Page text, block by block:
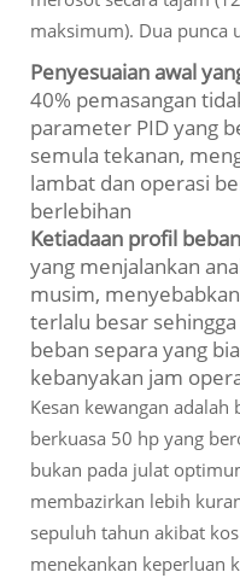
maksimum). Dua punca
Penyesuaian awal
40% pemasangan
parameter PID yang
semula tekanan,
lambat dan operasi
berlebihan
Ketiadaan profil beban
yang menjalankan
musim,
terlalu besar
beban separa yang
kebanyakan jam
Kesan kewangan adalah
berkuasa 50 hp yang
bukan pada julat
membazirkan lebih
sepuluh tahun akibat
menekankan keperluan